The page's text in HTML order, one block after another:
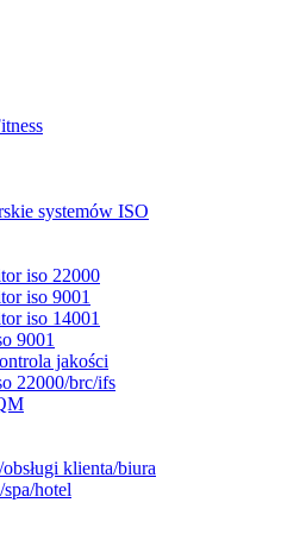
systemów ISO
iso 22000
iso 9001
iso 14001
9001
jakości
22000/brc/ifs
klienta/biura
hotel